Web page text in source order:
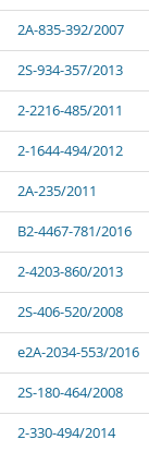
2A-835-392/2007
2S-934-357/2013
2-2216-485/2011
2-1644-494/2012
2A-235/2011
B2-4467-781/2016
2-4203-860/2013
2S-406-520/2008
e2A-2034-553/2016
2S-180-464/2008
2-330-494/2014